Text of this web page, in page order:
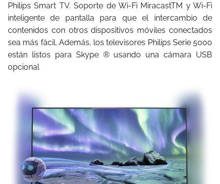
Philips Smart TV. Soporte de Wi-Fi MiracastTM y Wi-Fi
inteligente de pantalla para que el intercambio de
contenidos con otros dispositivos móviles conectados
sea más fácil. Además, los televisores Philips Serie 5000
están listos para Skype ® usando una cámara USB
opcional